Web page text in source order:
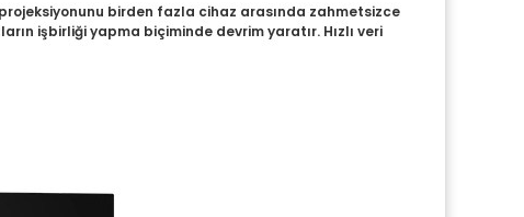
birden fazla cihaz arasında zahmetsizce
işbirliği yapma biçiminde devrim yaratır. Hızlı veri